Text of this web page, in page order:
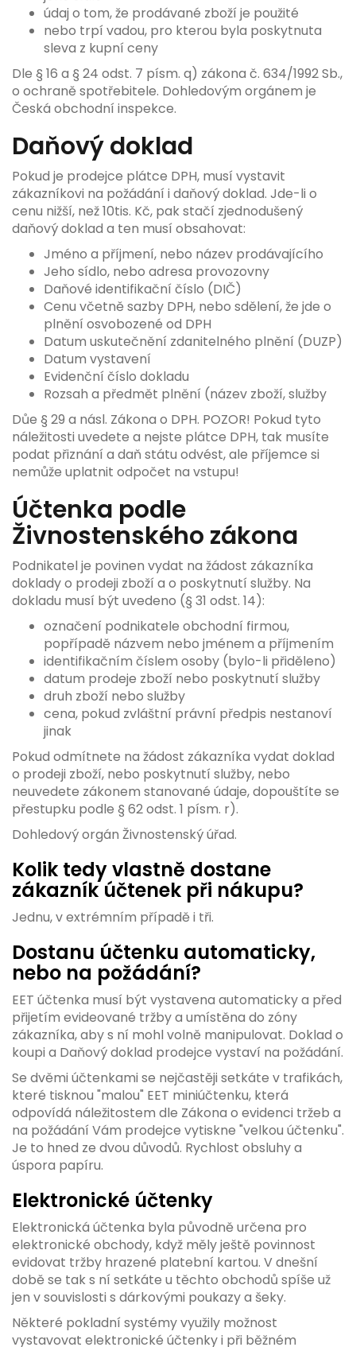
údaj o tom, že prodávané zboží je použité
nebo trpí vadou, pro kterou byla poskytnuta
sleva z kupní ceny
Dle § 16 a § 24 odst. 7 písm. q) zákona č. 634/1992 Sb.,
o ochraně spotřebitele. Dohledovým orgánem je
Česká obchodní inspekce.
Daňový doklad
Pokud je prodejce plátce DPH, musí vystavit
zákazníkovi na požádání i daňový doklad. Jde-li o
cenu nižší, než 10tis. Kč, pak stačí zjednodušený
daňový doklad a ten musí obsahovat:
Jméno a příjmení, nebo název prodávajícího
Jeho sídlo, nebo adresa provozovny
Daňové identifikační číslo (DIČ)
Cenu včetně sazby DPH, nebo sdělení, že jde o
plnění osvobozené od DPH
Datum uskutečnění zdanitelného plnění (DUZP)
Datum vystavení
Evidenční číslo dokladu
Rozsah a předmět plnění (název zboží, služby
Důe § 29 a násl. Zákona o DPH. POZOR! Pokud tyto
náležitosti uvedete a nejste plátce DPH, tak musíte
podat přiznání a daň státu odvést, ale příjemce si
nemůže uplatnit odpočet na vstupu!
Účtenka podle
Živnostenského zákona
Podnikatel je povinen vydat na žádost zákazníka
doklady o prodeji zboží a o poskytnutí služby. Na
dokladu musí být uvedeno (§ 31 odst. 14):
označení podnikatele obchodní firmou,
popřípadě názvem nebo jménem a příjmením
identifikačním číslem osoby (bylo-li přiděleno)
datum prodeje zboží nebo poskytnutí služby
druh zboží nebo služby
cena, pokud zvláštní právní předpis nestanoví
jinak
Pokud odmítnete na žádost zákazníka vydat doklad
o prodeji zboží, nebo poskytnutí služby, nebo
neuvedete zákonem stanované údaje, dopouštíte se
přestupku podle § 62 odst. 1 písm. r).
Dohledový orgán Živnostenský úřad.
Kolik tedy vlastně dostane
zákazník účtenek při nákupu?
Jednu, v extrémním případě i tři.
Dostanu účtenku automaticky,
nebo na požádání?
EET účtenka musí být vystavena automaticky a před
přijetím evideované tržby a umístěna do zóny
zákazníka, aby s ní mohl volně manipulovat. Doklad o
koupi a Daňový doklad prodejce vystaví na požádání.
Se dvěmi účtenkami se nejčastěji setkáte v trafikách,
které tisknou "malou" EET miniúčtenku, která
odpovídá náležitostem dle Zákona o evidenci tržeb a
na požádání Vám prodejce vytiskne "velkou účtenku".
Je to hned ze dvou důvodů. Rychlost obsluhy a
úspora papíru.
Elektronické účtenky
Elektronická účtenka byla původně určena pro
elektronické obchody, když měly ještě povinnost
evidovat tržby hrazené platební kartou. V dnešní
době se tak s ní setkáte u těchto obchodů spíše už
jen v souvislosti s dárkovými poukazy a šeky.
Některé pokladní systémy využily možnost
vystavovat elektronické účtenky i při běžném